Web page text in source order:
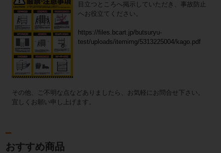
目立つところへ掲示していただき、事故防止
へお役立てください。
https://files.bcart.jp/butsuryu-
test/uploads/itemimg/5313225004/kago.pdf
その他、ご不明な点などありましたら、お気軽にお問合せ下さい。
宜しくお願い申し上げます。
おすすめ商品